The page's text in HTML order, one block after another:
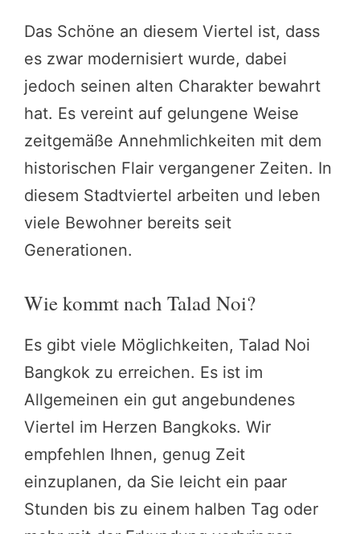
Das Schöne an diesem Viertel ist, dass
es zwar modernisiert wurde, dabei
jedoch seinen alten Charakter bewahrt
hat. Es vereint auf gelungene Weise
zeitgemäße Annehmlichkeiten mit dem
historischen Flair vergangener Zeiten. In
diesem Stadtviertel arbeiten und leben
viele Bewohner bereits seit
Generationen.
Wie kommt nach Talad Noi?
Es gibt viele Möglichkeiten, Talad Noi
Bangkok zu erreichen. Es ist im
Allgemeinen ein gut angebundenes
Viertel im Herzen Bangkoks. Wir
empfehlen Ihnen, genug Zeit
einzuplanen, da Sie leicht ein paar
Stunden bis zu einem halben Tag oder